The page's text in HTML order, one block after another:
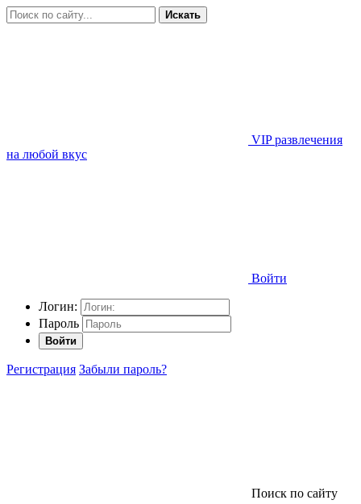
Искать
VIP развлечения
на любой вкус
Войти
Логин:
Пароль
Войти
Регистрация Забыли пароль?
Поиск по сайту